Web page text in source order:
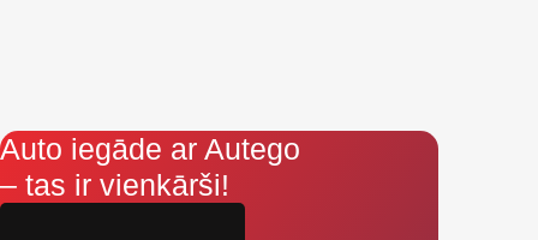
Auto iegāde ar Autego
– tas ir vienkārši!